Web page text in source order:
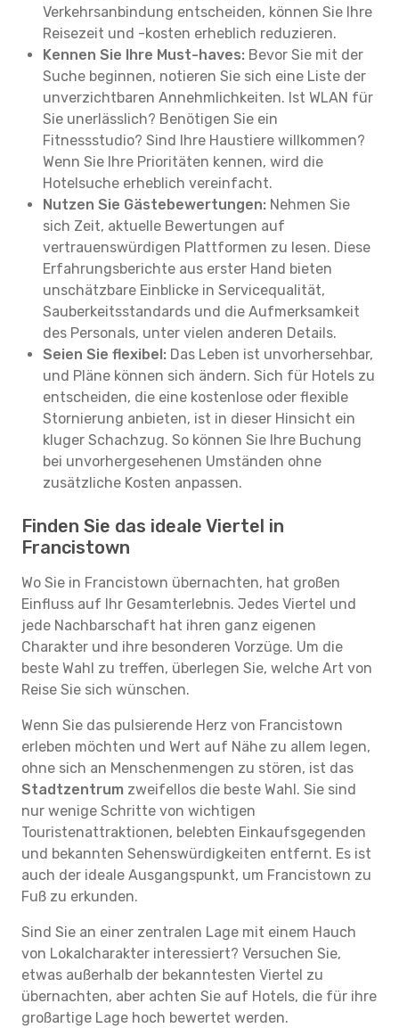
Verkehrsanbindung entscheiden, können Sie Ihre
Reisezeit und -kosten erheblich reduzieren.
Kennen Sie Ihre Must-haves: Bevor Sie mit der
Suche beginnen, notieren Sie sich eine Liste der
unverzichtbaren Annehmlichkeiten. Ist WLAN für
Sie unerlässlich? Benötigen Sie ein
Fitnessstudio? Sind Ihre Haustiere willkommen?
Wenn Sie Ihre Prioritäten kennen, wird die
Hotelsuche erheblich vereinfacht.
Nutzen Sie Gästebewertungen: Nehmen Sie
sich Zeit, aktuelle Bewertungen auf
vertrauenswürdigen Plattformen zu lesen. Diese
Erfahrungsberichte aus erster Hand bieten
unschätzbare Einblicke in Servicequalität,
Sauberkeitsstandards und die Aufmerksamkeit
des Personals, unter vielen anderen Details.
Seien Sie flexibel: Das Leben ist unvorhersehbar,
und Pläne können sich ändern. Sich für Hotels zu
entscheiden, die eine kostenlose oder flexible
Stornierung anbieten, ist in dieser Hinsicht ein
kluger Schachzug. So können Sie Ihre Buchung
bei unvorhergesehenen Umständen ohne
zusätzliche Kosten anpassen.
Finden Sie das ideale Viertel in
Francistown
Wo Sie in Francistown übernachten, hat großen
Einfluss auf Ihr Gesamterlebnis. Jedes Viertel und
jede Nachbarschaft hat ihren ganz eigenen
Charakter und ihre besonderen Vorzüge. Um die
beste Wahl zu treffen, überlegen Sie, welche Art von
Reise Sie sich wünschen.
Wenn Sie das pulsierende Herz von Francistown
erleben möchten und Wert auf Nähe zu allem legen,
ohne sich an Menschenmengen zu stören, ist das
Stadtzentrum zweifellos die beste Wahl. Sie sind
nur wenige Schritte von wichtigen
Touristenattraktionen, belebten Einkaufsgegenden
und bekannten Sehenswürdigkeiten entfernt. Es ist
auch der ideale Ausgangspunkt, um Francistown zu
Fuß zu erkunden.
Sind Sie an einer zentralen Lage mit einem Hauch
von Lokalcharakter interessiert? Versuchen Sie,
etwas außerhalb der bekanntesten Viertel zu
übernachten, aber achten Sie auf Hotels, die für ihre
großartige Lage hoch bewertet werden.